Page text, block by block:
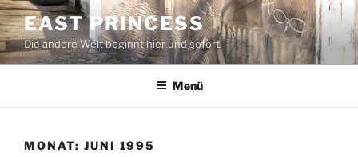
Zum
Inhalt
springen
EAST PRINCESS
Die andere Welt beginnt hier und sofort
Menü
MONAT: JUNI 1995